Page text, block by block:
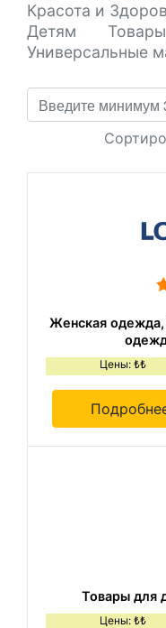
Красота и
Детям
Универсальные
Женская
Цены: ₺₺
Товары для
Цены: ₺₺